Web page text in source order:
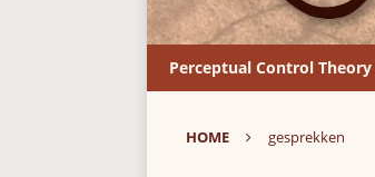
Perceptual Control Theory
HOME gesprekken